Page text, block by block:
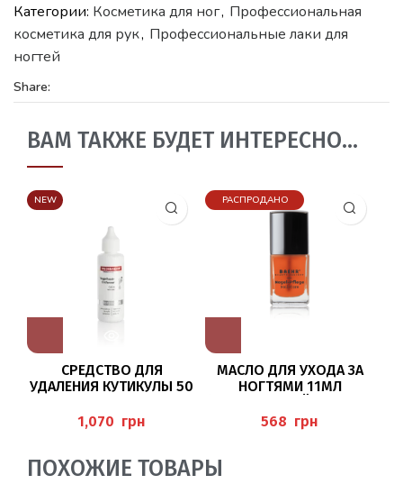
Категории: Косметика для ног, Профессиональная
косметика для рук, Профессиональные лаки для
ногтей
Share:
ВАМ ТАКЖЕ БУДЕТ ИНТЕРЕСНО…
NEW
СРЕДСТВО ДЛЯ
УДАЛЕНИЯ КУТИКУЛЫ 50
ENTFERNER) PEDIBAEHR
грн
РАСПРОДАНО
МАСЛО ДЛЯ УХОДА ЗА
НОГТЯМИ 11МЛ
грн
ПОХОЖИЕ ТОВАРЫ